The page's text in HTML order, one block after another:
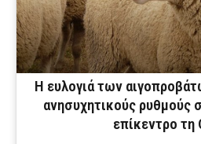
Η ευλογιά των
ανησυχητικούς ρυθμούς
επίκεντρο τη